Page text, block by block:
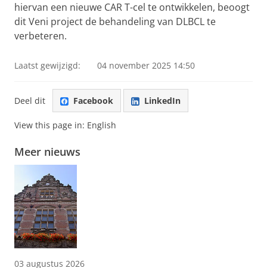
hiervan een nieuwe CAR T-cel te ontwikkelen, beoogt
dit Veni project de behandeling van DLBCL te
verbeteren.
Laatst gewijzigd: 04 november 2025 14:50
Deel dit Facebook LinkedIn
View this page in: English
Meer nieuws
03 augustus 2026